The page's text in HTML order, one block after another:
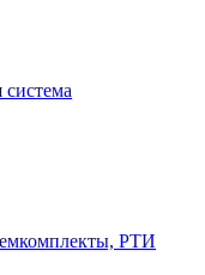
система
РТИ